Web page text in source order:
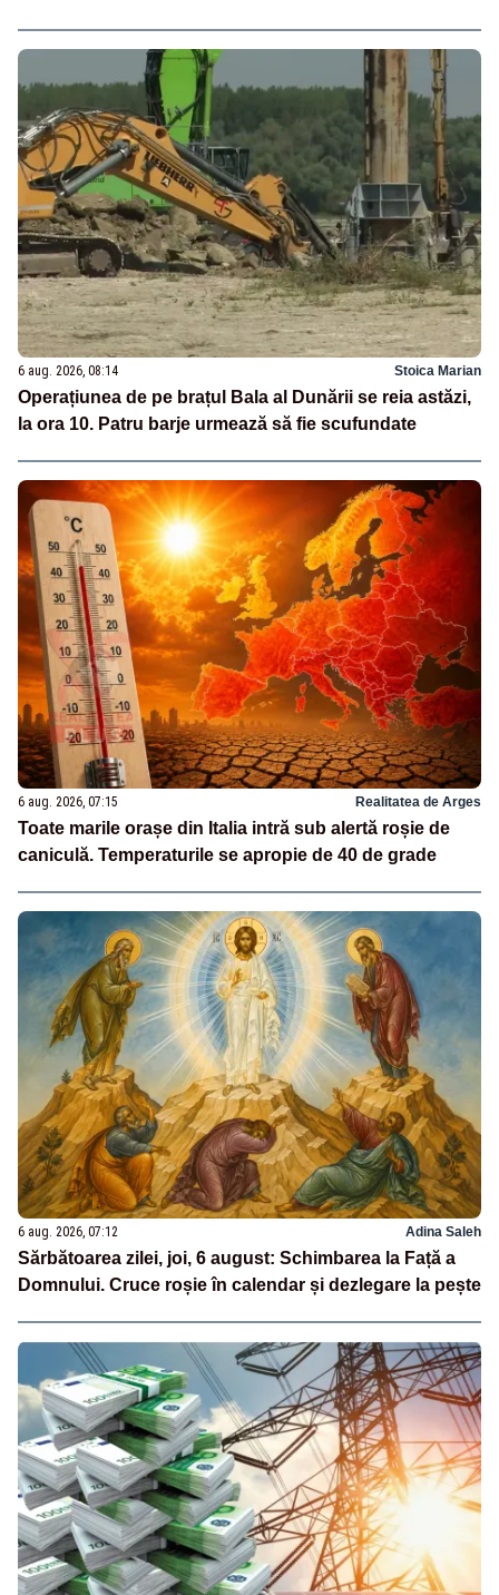
6 aug. 2026, 08:14 Stoica Marian
Operațiunea de pe brațul Bala al Dunării se reia astăzi,
la ora 10. Patru barje urmează să fie scufundate
6 aug. 2026, 07:15 Realitatea de Arges
Toate marile orașe din Italia intră sub alertă roșie de
caniculă. Temperaturile se apropie de 40 de grade
6 aug. 2026, 07:12 Adina Saleh
Sărbătoarea zilei, joi, 6 august: Schimbarea la Față a
Domnului. Cruce roșie în calendar și dezlegare la pește